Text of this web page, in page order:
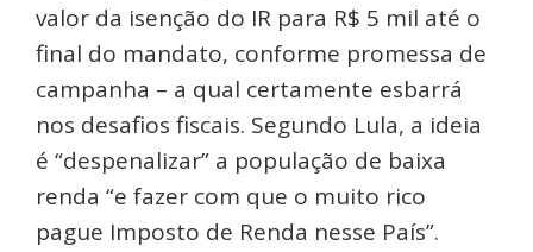
valor da isenção do IR para R$ 5 mil até o
final do mandato, conforme promessa de
campanha – a qual certamente esbarrá
nos desafios fiscais. Segundo Lula, a ideia
é “despenalizar” a população de baixa
renda “e fazer com que o muito rico
pague Imposto de Renda nesse País”.